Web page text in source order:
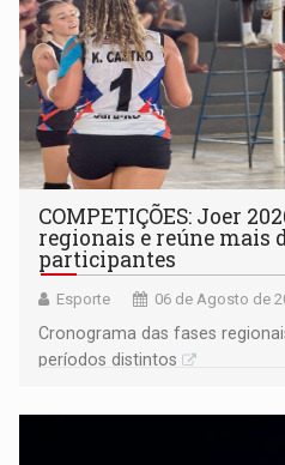
COMPETIÇÕES: Joer
regionais e reúne mais
participantes
Esporte 06 de Agosto de
Cronograma das fases
períodos distintos